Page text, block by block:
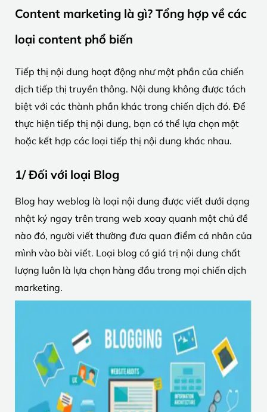
Content marketing là gì? Tổng hợp về các
loại content phổ biến
Tiếp thị nội dung hoạt động như một phần của chiến
dịch tiếp thị truyền thông. Nội dung không được tách
biệt với các thành phần khác trong chiến dịch đó. Để
thực hiện tiếp thị nội dung, bạn có thể lựa chọn một
hoặc kết hợp các loại tiếp thị nội dung khác nhau.
1/ Đối với loại Blog
Blog hay weblog là loại nội dung được viết dưới dạng
nhật ký ngay trên trang web xoay quanh một chủ đề
nào đó, người viết thường đưa quan điểm cá nhân của
mình vào bài viết. Loại blog có giá trị nội dung chất
lượng luôn là lựa chọn hàng đầu trong mọi chiến dịch
marketing.